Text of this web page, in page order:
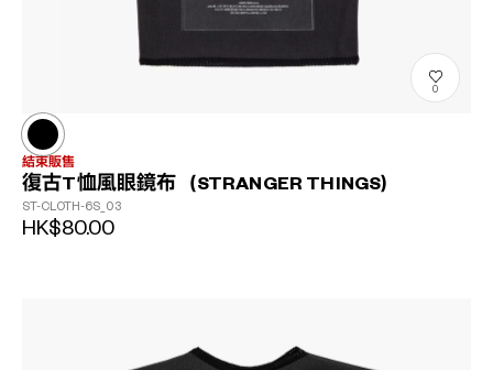
0
結束販售
復古T恤風眼鏡布（STRANGER THINGS）
ST-CLOTH-6S_03
HK$80.00